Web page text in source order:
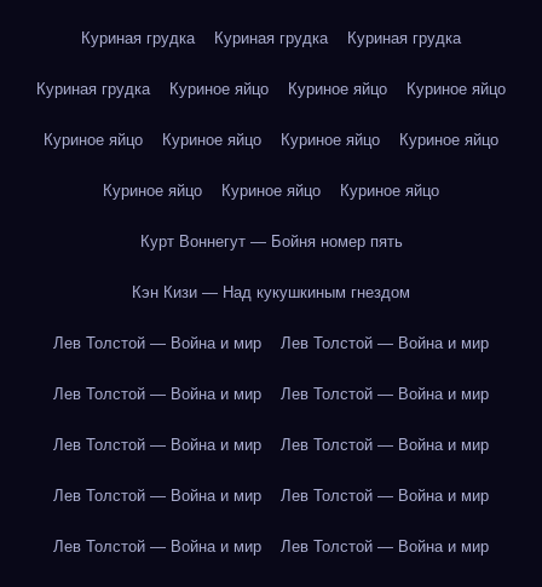
Куриная грудка Куриная грудка Куриная грудка
Куриная грудка Куриное яйцо Куриное яйцо Куриное яйцо
Куриное яйцо Куриное яйцо Куриное яйцо Куриное яйцо
Куриное яйцо Куриное яйцо Куриное яйцо
Курт Воннегут — Бойня номер пять
Кэн Кизи — Над кукушкиным гнездом
Лев Толстой — Война и мир Лев Толстой — Война и мир
Лев Толстой — Война и мир Лев Толстой — Война и мир
Лев Толстой — Война и мир Лев Толстой — Война и мир
Лев Толстой — Война и мир Лев Толстой — Война и мир
Лев Толстой — Война и мир Лев Толстой — Война и мир